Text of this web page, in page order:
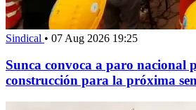
Sindical • 07 Aug 2026 19:25
Sunca convoca a paro nacional
construcción para la próxima